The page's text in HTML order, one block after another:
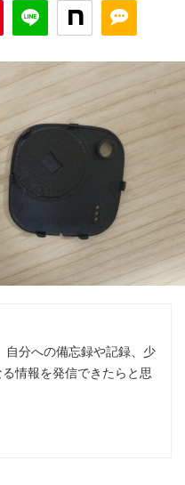
自分への備忘録や記録、少
情報を発信できたらと思